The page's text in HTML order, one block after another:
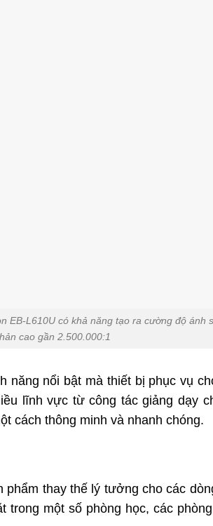
EB-L610U có khả năng tạo ra cường độ ánh
cao gần 2.500.000:1
nổi bật mà thiết bị phục vụ
lĩnh vực từ công tác giảng dạy
cách thông minh và nhanh chóng.
thay thế lý tưởng cho các
trong một số phòng học, các